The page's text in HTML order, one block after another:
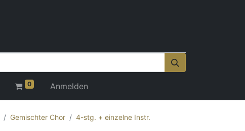
0 Anmelden
Gemischter Chor
4-stg. + einzelne Instr.